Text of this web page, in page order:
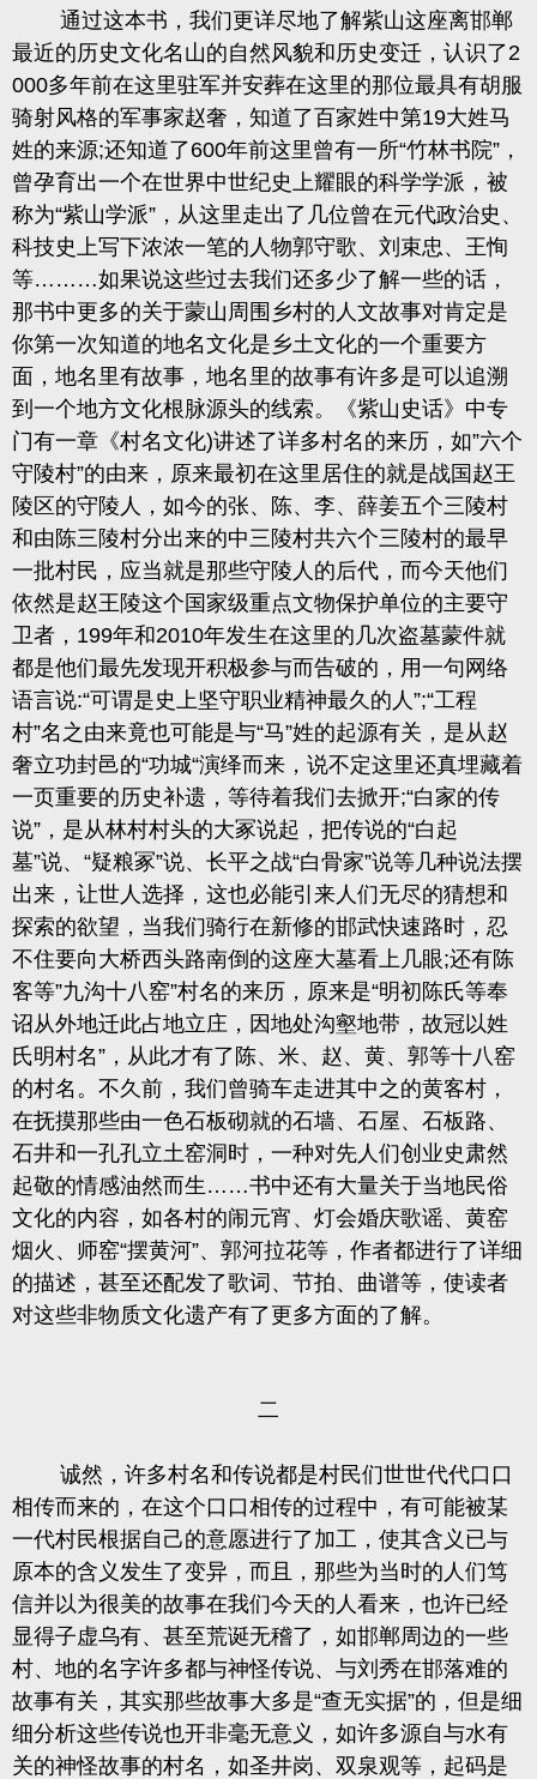
通过这本书，我们更详尽地了解紫山这座离邯郸
最近的历史文化名山的自然风貌和历史变迁， 认识了2
000多年前在这里驻军并安葬在这里的那位最具有胡服
骑射风格的军事家赵奢 ， 知道了百家姓中第19大姓马
姓的来源;还知道了600年前这里曾有一所“竹林书院” ，
曾孕育出一个在世界中世纪史上耀眼的科学学派， 被
称为“紫山学派” ， 从这里走出了几位曾在元代政治史、
科技史上写下浓浓一笔的人物郭守歌、刘束忠、王恂
等………如果说这些过去我们还多少了解一些的话 ，
那书中更多的关于蒙山周围乡村的人文故事对肯定是
你第一次知道的地名文化是乡土文化的一个重要方
面，地名里有故事， 地名里的故事有许多是可以追溯
到一个地方文化根脉源头的线索。《紫山史话》中专
门有一章《村名文化)讲述了详多村名的来历 ， 如”六个
守陵村”的由来 ，原来最初在这里居住的就是战国赵王
陵区的守陵人，如今的张、陈、李、薛姜五个三陵村
和由陈三陵村分出来的中三陵村共六个三陵村的最早
一批村民，应当就是那些守陵人的后代，而今天他们
依然是赵王陵这个国家级重点文物保护单位的主要守
卫者， 199年和2010年发生在这里的几次盗墓蒙件就
都是他们最先发现开积极参与而告破的 ， 用一句网络
语言说:“可谓是史上坚守职业精神最久的人”;“工程
村”名之由来竟也可能是与“马”姓的起源有关 ， 是从赵
奢立功封邑的“功城“演绎而来 ，说不定这里还真埋藏着
一页重要的历史补遗， 等待着我们去掀开;“白家的传
说” ，是从林村村头的大冢说起， 把传说的“白起
墓”说、“疑粮冢”说、长平之战“白骨家”说等几种说法摆
出来 ，让世人选择，这也必能引来人们无尽的猜想和
探索的欲望，当我们骑行在新修的邯武快速路时， 忍
不住要向大桥西头路南倒的这座大墓看上几眼;还有陈
客等”九沟十八窑”村名的来历 ， 原来是“明初陈氏等奉
诏从外地迁此占地立庄 ，因地处沟壑地带， 故冠以姓
氏明村名” ，从此才有了陈、米、赵、黄、郭等十八窑
的村名。不久前，我们曾骑车走进其中之的黄客村，
在抚摸那些由一色石板砌就的石墙、石屋、石板路、
石井和一孔孔立土窑洞时， 一种对先人们创业史肃然
起敬的情感油然而生 ……书中还有大量关于当地民俗
文化的内容 ， 如各村的闹元宵、灯会婚庆歌谣、黄窑
烟火、师窑“摆黄河”、郭河拉花等 ，作者都进行了详细
的描述，甚至还配发了歌词、节拍、曲谱等，使读者
对这些非物质文化遗产有了更多方面的了解。
二
诚然，许多村名和传说都是村民们世世代代口口
相传而来的，在这个口口相传的过程中，有可能被某
一代村民根据自己的意愿进行了加工，使其含义已与
原本的含义发生了变异，而且，那些为当时的人们笃
信并以为很美的故事在我们今天的人看来，也许已经
显得子虚乌有、甚至荒诞无稽了，如邯郸周边的一些
村、地的名字许多都与神怪传说、与刘秀在邯落难的
故事有关， 其实那些故事大多是“查无实据”的 ，但是细
细分析这些传说也开非毫无意义，如许多源自与水有
关的神怪故事的村名，如圣井岗、双泉观等， 起码是